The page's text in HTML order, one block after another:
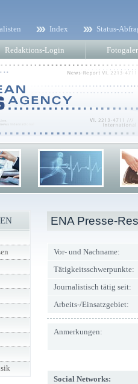
Index Status-
Redaktions-Login
ENA Presse-
Vor- und Nachname:
Tätigkeitsschwerpunkte:
Journalistisch tätig seit:
Arbeits-/Einsatzgebiet:
Anmerkungen:
Social Networks: